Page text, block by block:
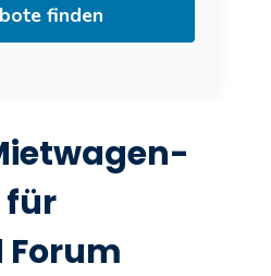
finden
für